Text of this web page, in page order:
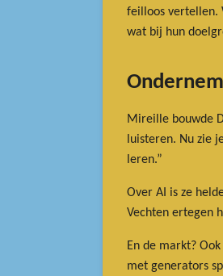
feilloos vertellen.
wat bij hun
Mireille bouwde
luisteren. Nu zie
leren.”
Over AI is ze
Vechten ertegen
En de markt?
met generators